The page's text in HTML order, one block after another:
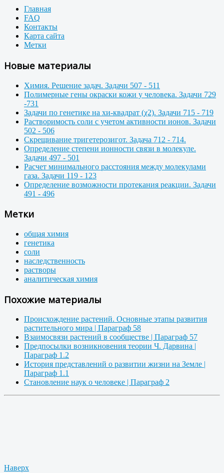
Главная
FAQ
Контакты
Карта сайта
Метки
Новые материалы
Химия. Решение задач. Задачи 507 - 511
Полимерные гены окраски кожи у человека. Задачи 729
-731
Задачи по генетике на хи-квадрат (χ2). Задачи 715 - 719
Растворимость соли с учетом активности ионов. Задачи
502 - 506
Скрещивание тригетерозигот. Задача 712 - 714.
Определение степени ионности связи в молекуле.
Задачи 497 - 501
Расчет минимального расстояния между молекулами
газа. Задачи 119 - 123
Определение возможности протекания реакции. Задачи
491 - 496
Метки
общая химия
генетика
соли
наследственность
растворы
аналитическая химия
Похожие материалы
Происхождение растений. Основные этапы развития
растительного мира | Параграф 58
Взаимосвязи растений в сообществе | Параграф 57
Предпосылки возникновения теории Ч. Дарвина |
Параграф 1.2
История представлений о развитии жизни на Земле |
Параграф 1.1
Становление наук о человеке | Параграф 2
Наверх